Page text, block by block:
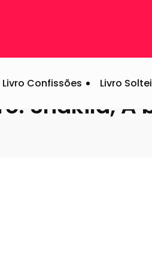
Livro Confissões Livro
Shákila,